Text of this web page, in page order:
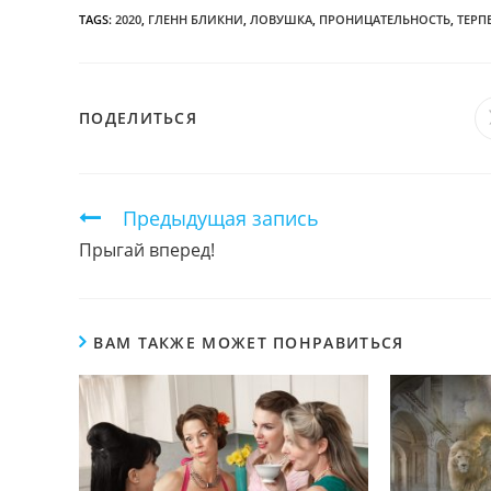
TAGS: 2020 ГЛЕНН БЛИКНИ ЛОВУШКА ПРОНИЦАТЕЛЬНОСТЬ
ПОДЕЛИТЬСЯ
Продолжить
чтение
Предыдущая запись
Прыгай вперед!
ВАМ ТАКЖЕ МОЖЕТ ПОНРАВИТЬСЯ